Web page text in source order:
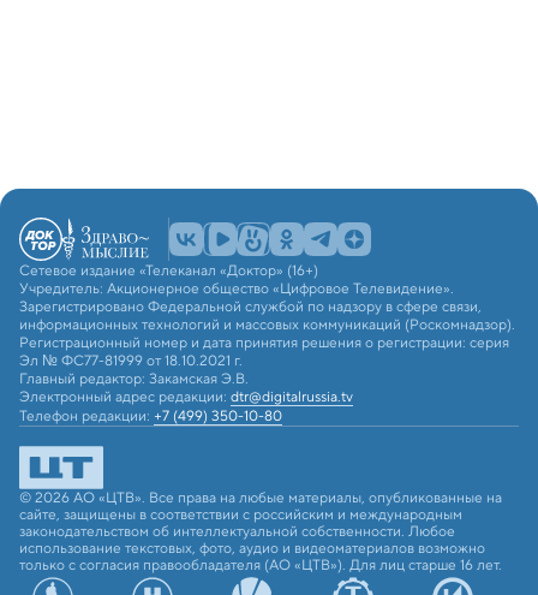
Сетевое издание «Телеканал «Доктор» (16+)
Учредитель: Акционерное общество «Цифровое Телевидение».
Зарегистрировано Федеральной службой по надзору в сфере связи,
информационных технологий и массовых коммуникаций (Роскомнадзор).
Регистрационный номер и дата принятия решения о регистрации: серия
Эл № ФС77-81999 от 18.10.2021 г.
Главный редактор: Закамская Э.В.
Электронный адрес редакции: dtr@digitalrussia.tv
Телефон редакции: +7 (499) 350-10-80
© 2026 АО «ЦТВ». Все права на любые материалы, опубликованные на
сайте, защищены в соответствии с российским и международным
законодательством об интеллектуальной собственности. Любое
использование текстовых, фото, аудио и видеоматериалов возможно
только с согласия правообладателя (АО «ЦТВ»). Для лиц старше 16 лет.